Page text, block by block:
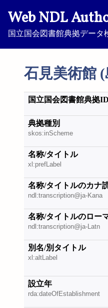
Web NDL
国立国会図書館典拠データ
石見美術館
国立国会図書館典拠ID
典拠種別
skos:inScheme
名称/タイトル
xl:prefLabel
名称/タイトルのカナ
ndl:transcription@ja-Kana
名称/タイトルのロー
ndl:transcription@ja-Latn
別名/別タイトル
xl:altLabel
設立年
rda:dateOfEstablishment